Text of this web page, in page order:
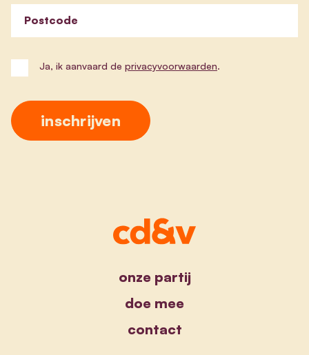
Postcode
Ja, ik aanvaard de privacyvoorwaarden.
onze partij
doe mee
contact